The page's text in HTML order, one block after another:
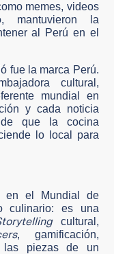
memes, videos
mantuvieron la
al Perú en el
fue la marca Perú.
cultural,
mundial en
y cada noticia
de que la cocina
lo local para
en el Mundial de
culinario: es una
cultural,
, gamificación,
las piezas de un